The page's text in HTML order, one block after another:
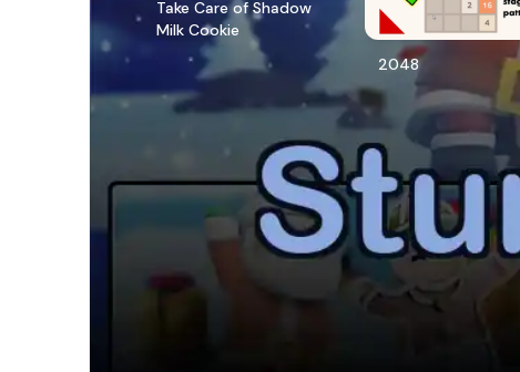
Take Care of Shadow
Milk Cookie
2048